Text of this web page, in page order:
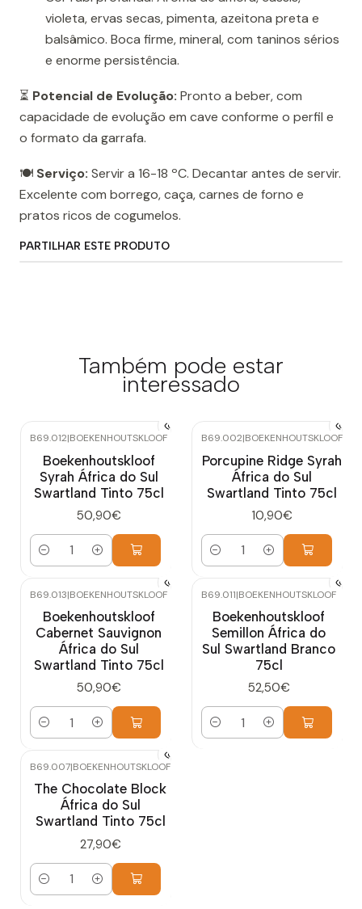
violeta, ervas secas, pimenta, azeitona preta e
balsâmico. Boca firme, mineral, com taninos sérios
e enorme persistência.
⏳ Potencial de Evolução: Pronto a beber, com
capacidade de evolução em cave conforme o perfil e
o formato da garrafa.
🍽️ Serviço: Servir a 16-18 ºC. Decantar antes de servir.
Excelente com borrego, caça, carnes de forno e
pratos ricos de cogumelos.
PARTILHAR ESTE PRODUTO
Também pode estar
interessado
B69.012|BOEKENHOUTSKLOOF
Boekenhoutskloof
Syrah África do Sul
Swartland Tinto 75cl
50,90€
Quantidade
B69.002|BOEKENHOUTSKLOOF
Porcupine Ridge Syrah
África do Sul
Swartland Tinto 75cl
10,90€
Quantidade
B69.013|BOEKENHOUTSKLOOF
Boekenhoutskloof
Cabernet Sauvignon
África do Sul
Swartland Tinto 75cl
50,90€
Quantidade
B69.011|BOEKENHOUTSKLOOF
Boekenhoutskloof
Semillon África do
Sul Swartland Branco
75cl
52,50€
Quantidade
B69.007|BOEKENHOUTSKLOOF
The Chocolate Block
África do Sul
Swartland Tinto 75cl
27,90€
Quantidade